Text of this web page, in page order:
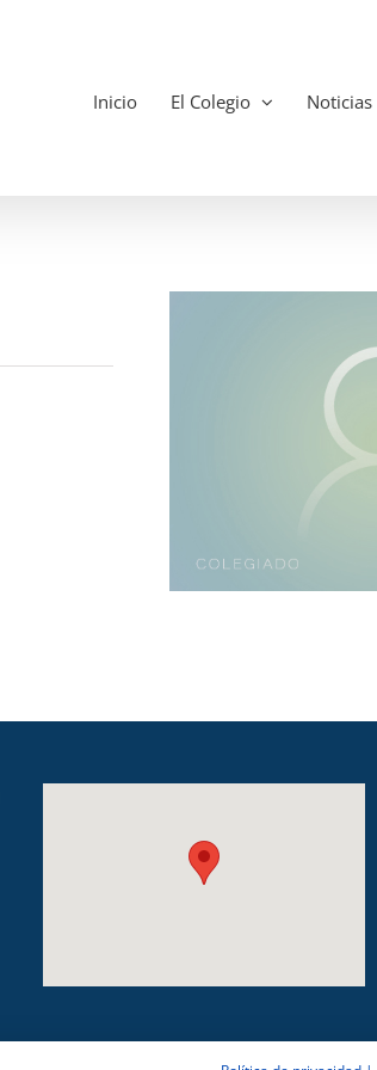
Inicio El Colegio Noticias